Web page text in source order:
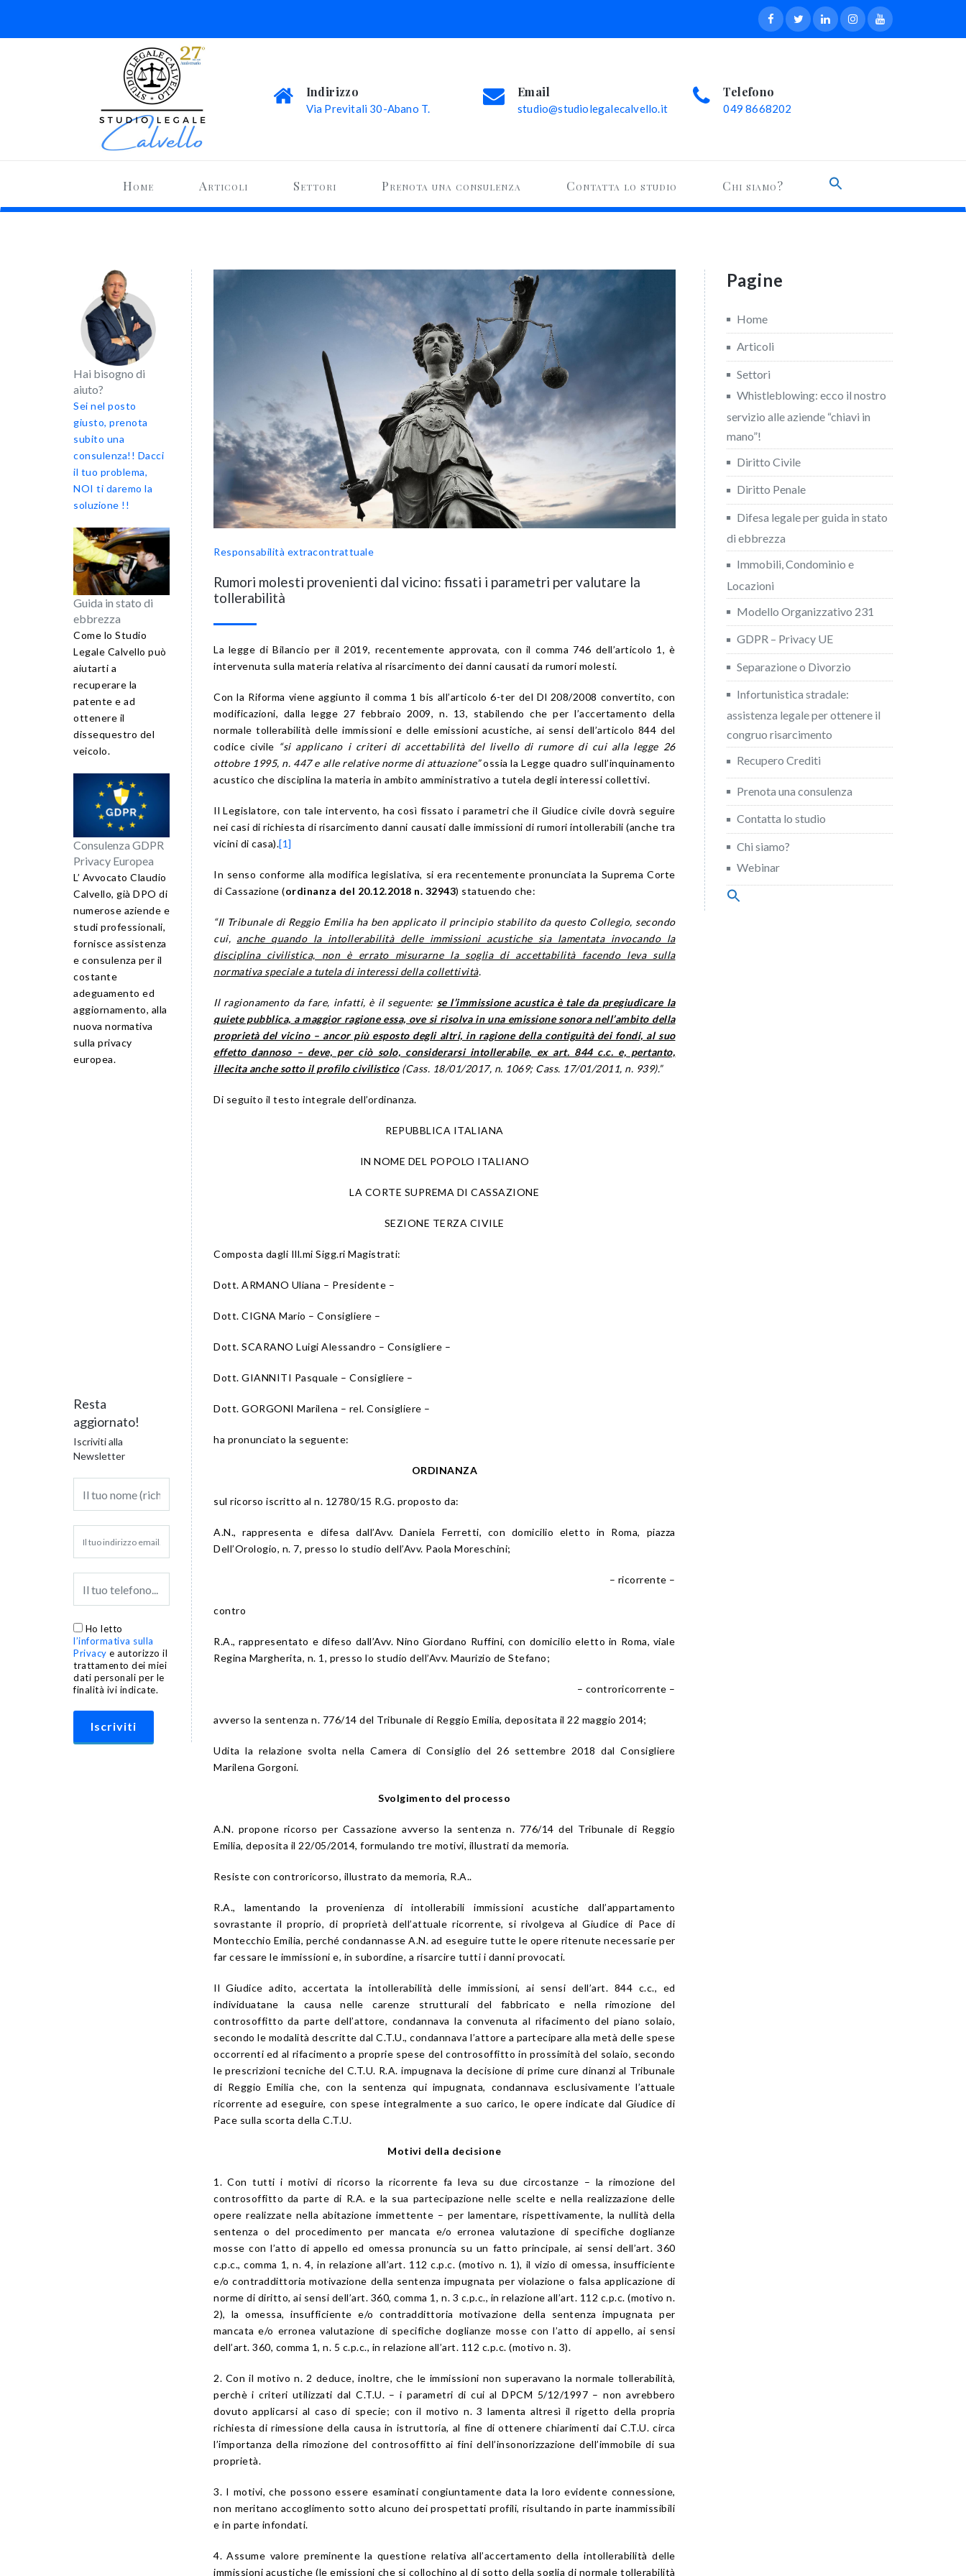
Indirizzo
Via Previtali 30-Abano T.
Email
studio@studiolegalecalvello.it
Telefono
049 8668202
Home Articoli Settori Prenota una consulenza Contatta lo studio Chi siamo?
Hai bisogno di
aiuto?
Sei nel posto
giusto, prenota
subito una
consulenza!! Dacci
il tuo problema,
NOI ti daremo la
soluzione !!
Guida in stato di
ebbrezza
Come lo Studio
Legale Calvello può
aiutarti a
recuperare la
patente e ad
ottenere il
dissequestro del
veicolo.
Consulenza GDPR
Privacy Europea
L’ Avvocato Claudio
Calvello, già DPO di
numerose aziende e
studi professionali,
fornisce assistenza
e consulenza per il
costante
adeguamento ed
aggiornamento, alla
nuova normativa
sulla privacy
europea.
Resta
aggiornato!
Iscriviti alla
Newsletter
Ho letto
l’informativa sulla
Privacy e autorizzo il
trattamento dei miei
dati personali per le
finalità ivi indicate.
Responsabilità extracontrattuale
Rumori molesti provenienti dal vicino: fissati i parametri per valutare la
tollerabilità
La legge di Bilancio per il 2019, recentemente approvata, con il comma 746 dell’articolo 1, è
intervenuta sulla materia relativa al risarcimento dei danni causati da rumori molesti.
Con la Riforma viene aggiunto il comma 1 bis all’articolo 6-ter del Dl 208/2008 convertito, con
modificazioni, dalla legge 27 febbraio 2009, n. 13, stabilendo che per l’accertamento della
normale tollerabilità delle immissioni e delle emissioni acustiche, ai sensi dell’articolo 844 del
codice civile “si applicano i criteri di accettabilità del livello di rumore di cui alla legge 26
ottobre 1995, n. 447 e alle relative norme di attuazione”ossia la Legge quadro sull’inquinamento
acustico che disciplina la materia in ambito amministrativo a tutela degli interessi collettivi.
Il Legislatore, con tale intervento, ha così fissato i parametri che il Giudice civile dovrà seguire
nei casi di richiesta di risarcimento danni causati dalle immissioni di rumori intollerabili (anche tra
vicini di casa).[1]
In senso conforme alla modifica legislativa, si era recentemente pronunciata la Suprema Corte
di Cassazione (ordinanza del 20.12.2018 n. 32943) statuendo che:
“Il Tribunale di Reggio Emilia ha ben applicato il principio stabilito da questo Collegio, secondo
cui, anche quando la intollerabilità delle immissioni acustiche sia lamentata invocando la
disciplina civilistica, non è errato misurarne la soglia di accettabilità facendo leva sulla
normativa speciale a tutela di interessi della collettività.
Il ragionamento da fare, infatti, è il seguente: se l’immissione acustica è tale da pregiudicare la
quiete pubblica, a maggior ragione essa, ove si risolva in una emissione sonora nell’ambito della
proprietà del vicino – ancor più esposto degli altri, in ragione della contiguità dei fondi, al suo
effetto dannoso – deve, per ciò solo, considerarsi intollerabile, ex art. 844 c.c. e, pertanto,
illecita anche sotto il profilo civilistico(Cass. 18/01/2017, n. 1069; Cass. 17/01/2011, n. 939).”
Di seguito il testo integrale dell’ordinanza.
REPUBBLICA ITALIANA
IN NOME DEL POPOLO ITALIANO
LA CORTE SUPREMA DI CASSAZIONE
SEZIONE TERZA CIVILE
Composta dagli Ill.mi Sigg.ri Magistrati:
Dott. ARMANO Uliana – Presidente –
Dott. CIGNA Mario – Consigliere –
Dott. SCARANO Luigi Alessandro – Consigliere –
Dott. GIANNITI Pasquale – Consigliere –
Dott. GORGONI Marilena – rel. Consigliere –
ha pronunciato la seguente:
ORDINANZA
sul ricorso iscritto al n. 12780/15 R.G. proposto da:
A.N., rappresenta e difesa dall’Avv. Daniela Ferretti, con domicilio eletto in Roma, piazza
Dell’Orologio, n. 7, presso lo studio dell’Avv. Paola Moreschini;
– ricorrente –
contro
R.A., rappresentato e difeso dall’Avv. Nino Giordano Ruffini, con domicilio eletto in Roma, viale
Regina Margherita, n. 1, presso lo studio dell’Avv. Maurizio de Stefano;
– controricorrente –
avverso la sentenza n. 776/14 del Tribunale di Reggio Emilia, depositata il 22 maggio 2014;
Udita la relazione svolta nella Camera di Consiglio del 26 settembre 2018 dal Consigliere
Marilena Gorgoni.
Svolgimento del processo
A.N. propone ricorso per Cassazione avverso la sentenza n. 776/14 del Tribunale di Reggio
Emilia, deposita il 22/05/2014, formulando tre motivi, illustrati da memoria.
Resiste con controricorso, illustrato da memoria, R.A..
R.A., lamentando la provenienza di intollerabili immissioni acustiche dall’appartamento
sovrastante il proprio, di proprietà dell’attuale ricorrente, si rivolgeva al Giudice di Pace di
Montecchio Emilia, perché condannasse A.N. ad eseguire tutte le opere ritenute necessarie per
far cessare le immissioni e, in subordine, a risarcire tutti i danni provocati.
Il Giudice adito, accertata la intollerabilità delle immissioni, ai sensi dell’art. 844 c.c., ed
individuatane la causa nelle carenze strutturali del fabbricato e nella rimozione del
controsoffitto da parte dell’attore, condannava la convenuta al rifacimento del piano solaio,
secondo le modalità descritte dal C.T.U., condannava l’attore a partecipare alla metà delle spese
occorrenti ed al rifacimento a proprie spese del controsoffitto in prossimità del solaio, secondo
le prescrizioni tecniche del C.T.U. R.A. impugnava la decisione di prime cure dinanzi al Tribunale
di Reggio Emilia che, con la sentenza qui impugnata, condannava esclusivamente l’attuale
ricorrente ad eseguire, con spese integralmente a suo carico, le opere indicate dal Giudice di
Pace sulla scorta della C.T.U.
Motivi della decisione
1. Con tutti i motivi di ricorso la ricorrente fa leva su due circostanze – la rimozione del
controsoffitto da parte di R.A. e la sua partecipazione nelle scelte e nella realizzazione delle
opere realizzate nella abitazione immettente – per lamentare, rispettivamente, la nullità della
sentenza o del procedimento per mancata e/o erronea valutazione di specifiche doglianze
mosse con l’atto di appello ed omessa pronuncia su un fatto principale, ai sensi dell’art. 360
c.p.c., comma 1, n. 4, in relazione all’art. 112 c.p.c. (motivo n. 1), il vizio di omessa, insufficiente
e/o contraddittoria motivazione della sentenza impugnata per violazione o falsa applicazione di
norme di diritto, ai sensi dell’art. 360, comma 1, n. 3 c.p.c., in relazione all’art. 112 c.p.c. (motivo n.
2), la omessa, insufficiente e/o contraddittoria motivazione della sentenza impugnata per
mancata e/o erronea valutazione di specifiche doglianze mosse con l’atto di appello, ai sensi
dell’art. 360, comma 1, n. 5 c.p.c., in relazione all’art. 112 c.p.c. (motivo n. 3).
2. Con il motivo n. 2 deduce, inoltre, che le immissioni non superavano la normale tollerabilità,
perchè i criteri utilizzati dal C.T.U. – i parametri di cui al DPCM 5/12/1997 – non avrebbero
dovuto applicarsi al caso di specie; con il motivo n. 3 lamenta altresì il rigetto della propria
richiesta di rimessione della causa in istruttoria, al fine di ottenere chiarimenti dai C.T.U. circa
l’importanza della rimozione del controsoffitto ai fini dell’insonorizzazione dell’immobile di sua
proprietà.
3. I motivi, che possono essere esaminati congiuntamente data la loro evidente connessione,
non meritano accoglimento sotto alcuno dei prospettati profili, risultando in parte inammissibili
e in parte infondati.
4. Assume valore preminente la questione relativa all’accertamento della intollerabilità delle
immissioni acustiche (le emissioni che si collochino al di sotto della soglia di normale tollerabilità
Pagine
Home
Articoli
Settori
Whistleblowing: ecco il nostro
servizio alle aziende “chiavi in
mano”!
Diritto Civile
Diritto Penale
Difesa legale per guida in stato
di ebbrezza
Immobili, Condominio e
Locazioni
Modello Organizzativo 231
GDPR – Privacy UE
Separazione o Divorzio
Infortunistica stradale:
assistenza legale per ottenere il
congruo risarcimento
Recupero Crediti
Prenota una consulenza
Contatta lo studio
Chi siamo?
Webinar